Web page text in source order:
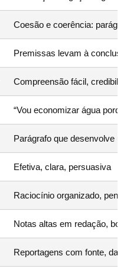
Coesão e coerência:
Premissas levam à
Compreensão fácil,
“Vou economizar água
Parágrafo que desenvolve
Efetiva, clara, persuasiva
Raciocínio organizado,
Notas altas em redação,
Reportagens com fonte,